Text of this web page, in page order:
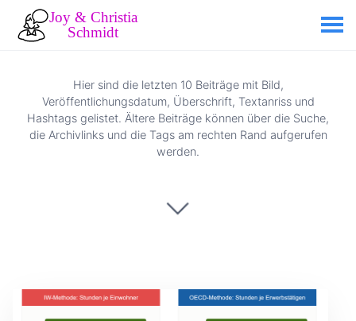
Hier sind die letzten 10 Beiträge mit Bild,
Veröffentlichungsdatum, Überschrift, Textanriss und
Hashtags gelistet. Ältere Beiträge können über die Suche,
die Archivlinks und die Tags am rechten Rand aufgerufen
werden.